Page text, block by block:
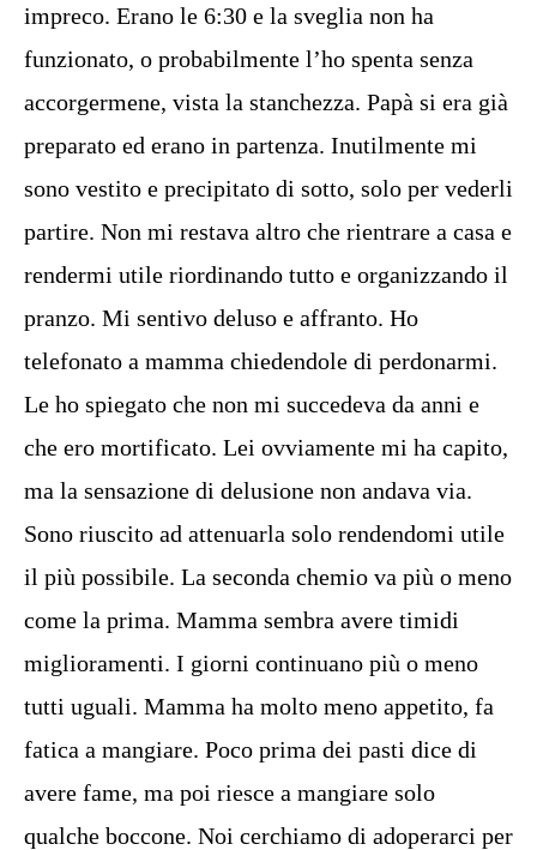
impreco. Erano le 6:30 e la sveglia non ha
funzionato, o probabilmente l’ho spenta senza
accorgermene, vista la stanchezza. Papà si era già
preparato ed erano in partenza. Inutilmente mi
sono vestito e precipitato di sotto, solo per vederli
partire. Non mi restava altro che rientrare a casa e
rendermi utile riordinando tutto e organizzando il
pranzo. Mi sentivo deluso e affranto. Ho
telefonato a mamma chiedendole di perdonarmi.
Le ho spiegato che non mi succedeva da anni e
che ero mortificato. Lei ovviamente mi ha capito,
ma la sensazione di delusione non andava via.
Sono riuscito ad attenuarla solo rendendomi utile
il più possibile. La seconda chemio va più o meno
come la prima. Mamma sembra avere timidi
miglioramenti. I giorni continuano più o meno
tutti uguali. Mamma ha molto meno appetito, fa
fatica a mangiare. Poco prima dei pasti dice di
avere fame, ma poi riesce a mangiare solo
qualche boccone. Noi cerchiamo di adoperarci per